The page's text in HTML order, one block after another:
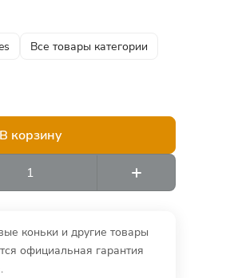
Все товары категории
В корзину
коньки и другие товары
официальная гарантия